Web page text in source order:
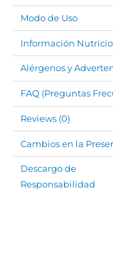
Modo de Uso
Información
Alérgenos y
FAQ (Preguntas
Reviews (0)
Cambios en la
Descargo de
Responsabilidad